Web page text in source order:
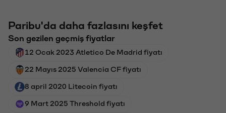
Paribu'da daha fazlasını keşfet
Son gezilen geçmiş fiyatlar
12 Ocak 2023 Atletico De Madrid fiyatı
22 Mayıs 2025 Valencia CF fiyatı
8 april 2020 Litecoin fiyatı
9 Mart 2025 Threshold fiyatı